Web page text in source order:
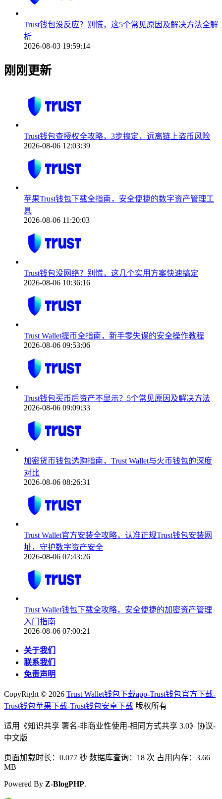
Trust钱包没反应？别慌，这5个常见原因及解决方法全解
析
2026-08-03 19:59:14
刚刚更新
Trust钱包查授权全攻略，3步搞定，远离链上盗币风险
2026-08-06 12:03:39
苹果Trust钱包下载全指南，安全便捷的数字资产管理工
具
2026-08-06 11:20:03
Trust钱包没网络？别慌，这几个实用方案快速搞定
2026-08-06 10:36:16
Trust Wallet提币全指南，新手零失误的安全操作教程
2026-08-06 09:53:06
Trust钱包买币后资产不显示？5个常见原因及解决方法
2026-08-06 09:09:33
加密货币钱包选购指南，Trust Wallet与火币钱包的深度
对比
2026-08-06 08:26:31
Trust Wallet官方安装全攻略，认准正规Trust钱包安装网
址，守护数字资产安全
2026-08-06 07:43:26
Trust Wallet钱包下载全攻略，安全便捷的加密资产管理
入门指南
2026-08-06 07:00:21
关于我们
联系我们
免责声明
CopyRight © 2026 Trust Wallet钱包下载app-Trust钱包官方下载-
Trust钱包苹果下载-Trust钱包安卓下载 版权所有
适用《知识共享 署名-非商业性使用-相同方式共享 3.0》协议-
中文版
页面加载时长：0.077 秒 数据库查询：18 次 占用内存：3.66
MB
Powered By Z-BlogPHP.